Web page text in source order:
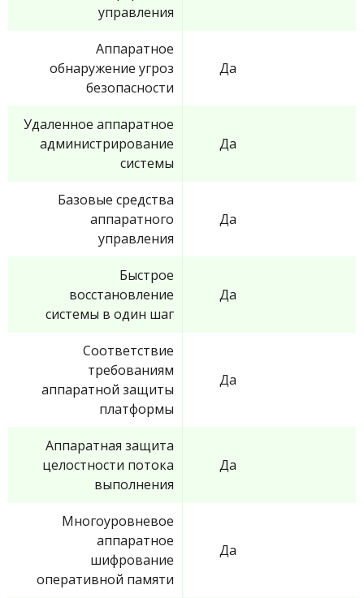
управления
Аппаратное
обнаружение угроз
безопасности
Да
Удаленное аппаратное
администрирование
системы
Да
Базовые средства
аппаратного
управления
Да
Быстрое
восстановление
системы в один шаг
Да
Соответствие
требованиям
аппаратной защиты
платформы
Да
Аппаратная защита
целостности потока
выполнения
Да
Многоуровневое
аппаратное
шифрование
оперативной памяти
Да